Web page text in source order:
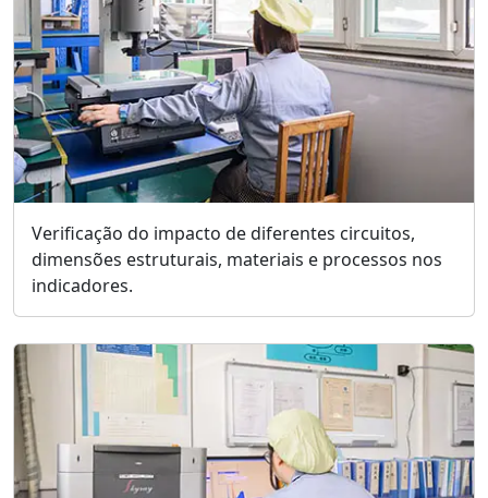
Verificação do impacto de diferentes circuitos,
dimensões estruturais, materiais e processos nos
indicadores.